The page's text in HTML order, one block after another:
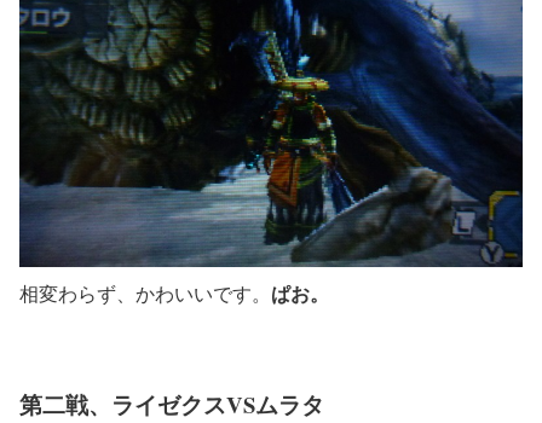
相変わらず、かわいいです。 ぱお。
第二戦、ライゼクスVSムラタ